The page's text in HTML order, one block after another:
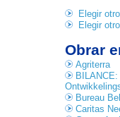
Elegir
Elegir
Obrar
Agriterra
Bureau
Caritas